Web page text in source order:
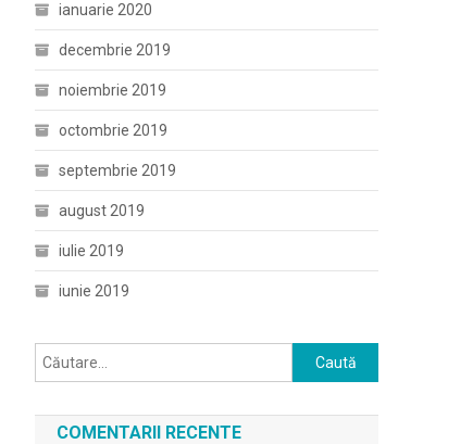
ianuarie 2020
decembrie 2019
noiembrie 2019
octombrie 2019
septembrie 2019
august 2019
iulie 2019
iunie 2019
Caută
după:
COMENTARII RECENTE